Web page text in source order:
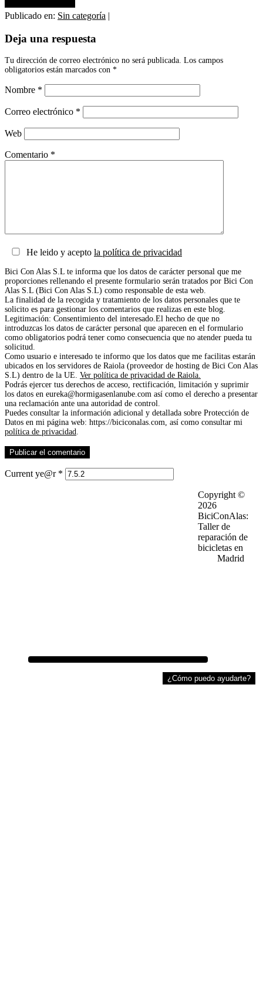
en
(Twitter)
en en en en
Publicado en: Sin categoría |
Interacciones
con
los
lectores
Deja una respuesta
Tu dirección de correo electrónico no será publicada. Los campos
obligatorios están marcados con *
Nombre *
Correo electrónico *
Web
Comentario *
He leido y acepto la política de privacidad
Bici Con Alas S.L te informa que los datos de carácter personal que me
proporciones rellenando el presente formulario serán tratados por Bici Con
Alas S.L (Bici Con Alas S.L) como responsable de esta web.
La finalidad de la recogida y tratamiento de los datos personales que te
solicito es para gestionar los comentarios que realizas en este blog.
Legitimación: Consentimiento del interesado.El hecho de que no
introduzcas los datos de carácter personal que aparecen en el formulario
como obligatorios podrá tener como consecuencia que no atender pueda tu
solicitud.
Como usuario e interesado te informo que los datos que me facilitas estarán
ubicados en los servidores de Raiola (proveedor de hosting de Bici Con Alas
S.L) dentro de la UE. Ver política de privacidad de Raiola.
Podrás ejercer tus derechos de acceso, rectificación, limitación y suprimir
los datos en eureka@hormigasenlanube.com así como el derecho a presentar
una reclamación ante una autoridad de control.
Puedes consultar la información adicional y detallada sobre Protección de
Datos en mi página web: https://biciconalas.com, así como consultar mi
política de privacidad.
Current ye@r *
Copyright ©
2026
BiciConAlas:
Taller de
reparación de
bicicletas en
Madrid
¿Cómo puedo ayudarte?